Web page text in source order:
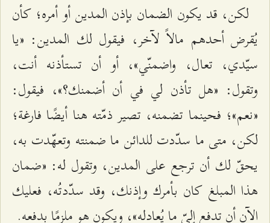
لكن، قد يكون الضمان بإذن المدين أو أمره؛ كأن
يُقرض أحدهم مالاً لآخر، فيقول لك المدين: «يا
سيّدي، تعال، واضمنّي»، أو أن تستأذنه أنت،
وتقول: «هل تأذن لي في أن أضمنك؟»، فيقول:
«نعم»؛ فحينما تضمنه، تصير ذمّته هنا أيضًا فارغة؛
لكن، متى ما سدّدت للدائن ما ضمنته وتعهّدت به،
يحقّ لك أن ترجع على المدين، وتقول له: «ضمان
هذا المبلغ كان بأمرك وإذنك، وقد سدّدتُه، فعليك
الآن أن تدفع إليّ ما يُعادله»، ويكون هو ملزمًا بدفعه.